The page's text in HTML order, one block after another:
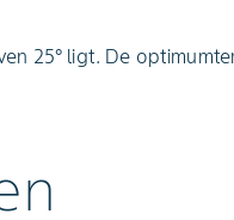
25° ligt. De